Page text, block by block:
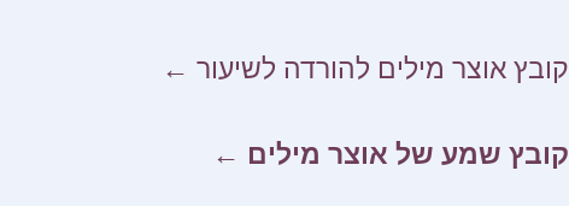
קובץ אוצר מילים להורדה לשיעור ←
קובץ שמע של אוצר מילים ←